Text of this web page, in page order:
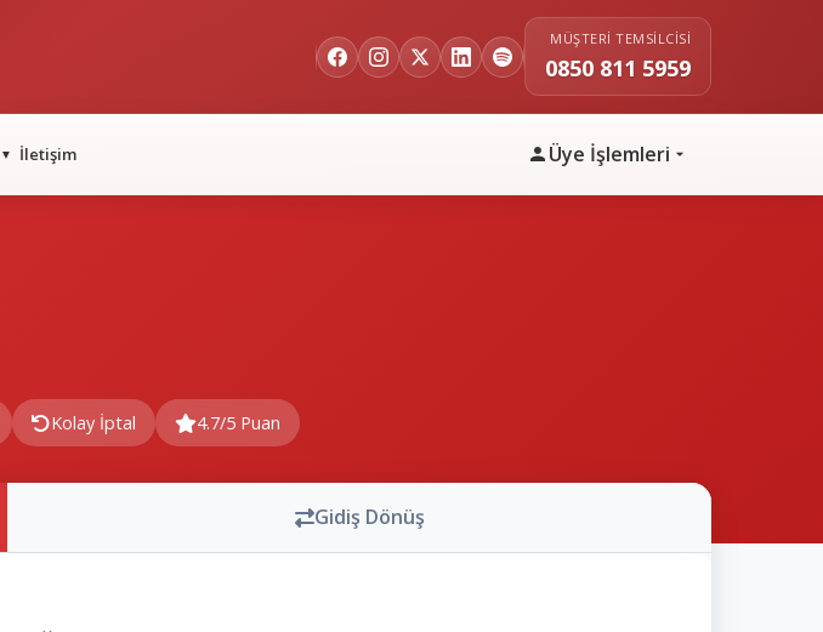
MÜŞTERI TEMSILCISI
0850 811 5959
▼ İletişim Üye İşlemleri
Kolay İptal 4.7/5 Puan
Gidiş Dönüş